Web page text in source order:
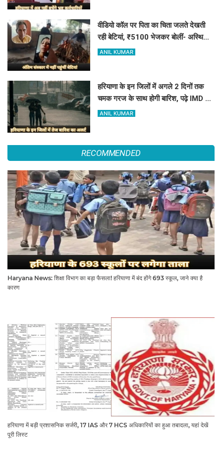
वीडियो कॉल पर पिता का चिता जलते देखती
रही बेटियां, ₹5100 भेजकर बोलीं- अस्थियां
भी बहा देना
ANIL KUMAR
हरियाणा के इन जिलों में अगले 2 दिनों तक
चमक गरज के साथ होगी बारिश, पढ़े IMD का
Alert
ANIL KUMAR
RECOMMENDED
Haryana News: शिक्षा विभाग का बड़ा फैसला! हरियाणा में बंद होंगे 693 स्कूल, जाने क्या है
कारण
हरियाणा में बड़ी प्रशासनिक सर्जरी, 17 IAS और 7 HCS अधिकारियों का हुआ तबादला, यहां देखें
पूरी लिस्ट